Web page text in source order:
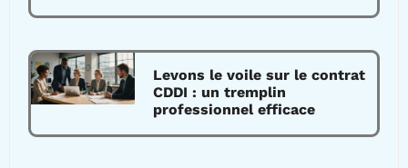
Levons le voile sur le contrat
CDDI : un tremplin
professionnel efficace